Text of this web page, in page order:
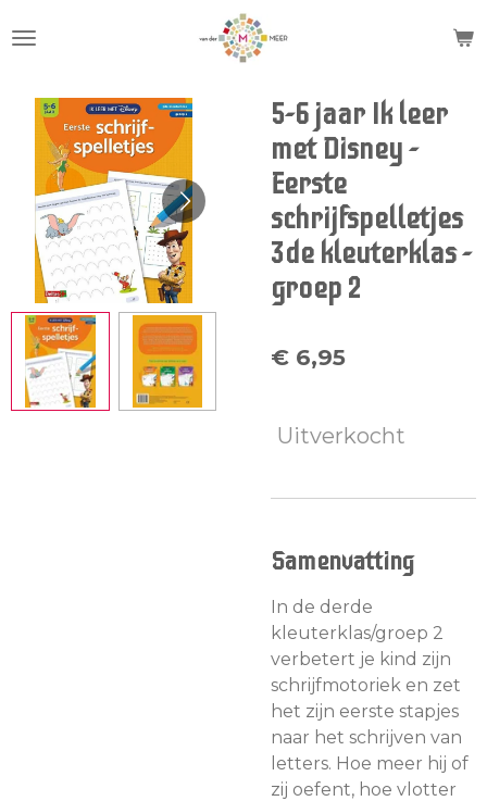
direct
hoofdinhoud
5-6 jaar Ik leer
met Disney -
Eerste
schrijfspelletjes
3de kleuterklas -
groep 2
€ 6,95
Uitverkocht
Samenvatting
In de derde
kleuterklas/groep 2
verbetert je kind zijn
schrijfmotoriek en zet
het zijn eerste stapjes
naar het schrijven van
letters. Hoe meer hij of
zij oefent, hoe vlotter